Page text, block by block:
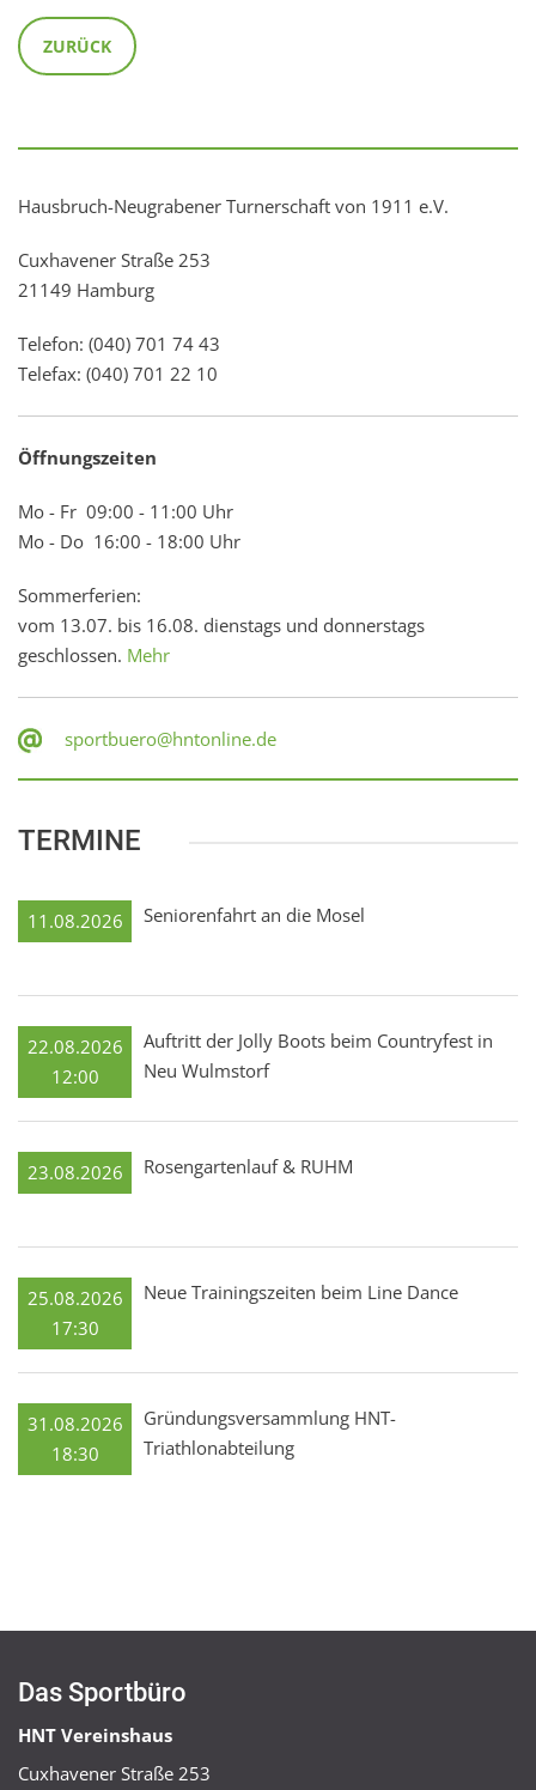
ZURÜCK
Hausbruch-Neugrabener Turnerschaft von 1911 e.V.
Cuxhavener Straße 253
21149 Hamburg
Telefon: (040) 701 74 43
Telefax: (040) 701 22 10
Öffnungszeiten
Mo - Fr 09:00 - 11:00 Uhr
Mo - Do 16:00 - 18:00 Uhr
Sommerferien:
vom 13.07. bis 16.08. dienstags und donnerstags
geschlossen. Mehr
sportbuero@hntonline.de
TERMINE
11.08.2026 Seniorenfahrt an die Mosel
22.08.2026
12:00
Auftritt der Jolly Boots beim Countryfest in
Neu Wulmstorf
23.08.2026 Rosengartenlauf & RUHM
25.08.2026
17:30
Neue Trainingszeiten beim Line Dance
31.08.2026
18:30
Gründungsversammlung HNT-
Triathlonabteilung
Das Sportbüro
HNT Vereinshaus
Cuxhavener Straße 253